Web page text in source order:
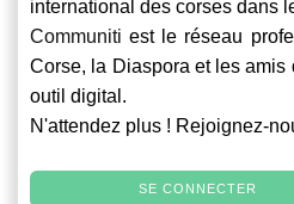
international des corses dans
Communiti est le réseau
Corse, la Diaspora et les amis
outil digital.
N'attendez plus ! Rejoignez-
SE CONNECTER